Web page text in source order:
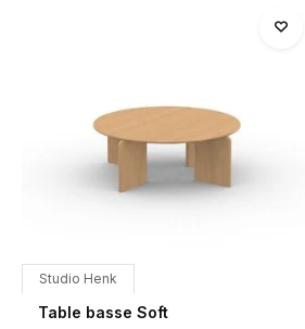
Studio Henk
Table basse Soft